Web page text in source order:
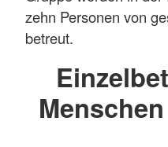
zehn Personen von
betreut.